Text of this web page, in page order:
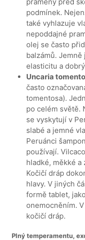
podmínek.
také vyhlazuje
nepoddajné
olej se často
balzámů.
elasticitu a
Uncaria
často
tomentosa).
po celém světě.
se vyskytují v
slabé a jemné
Peruánci
používají.
hladké, měkké a
Kočičí dráp
hlavy. V jiných
formě tablet,
onemocněním.
kočičí dráp.
Plný temperamentu,